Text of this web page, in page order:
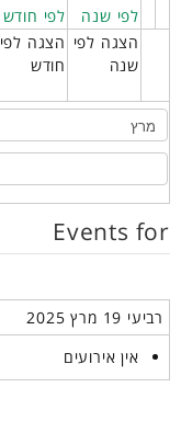
הצגה לפי
שנה
הצגה לפי
חודש
Events for
רביעי 19 מרץ 2025
אין אירועים